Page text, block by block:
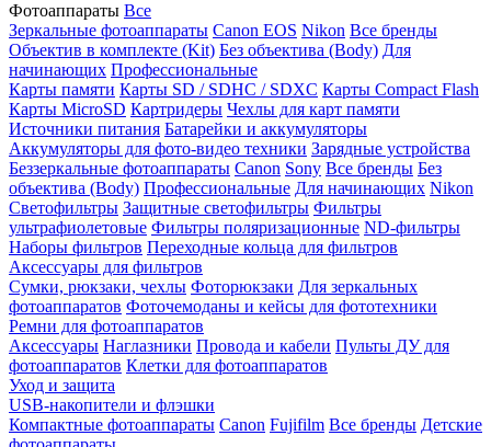
Фотоаппараты Все
Зеркальные фотоаппараты Canon EOS Nikon Все бренды
Объектив в комплекте (Kit) Без объектива (Body) Для
начинающих Профессиональные
Карты памяти Карты SD / SDHC / SDXC Карты Compact Flash
Карты MicroSD Картридеры Чехлы для карт памяти
Источники питания Батарейки и аккумуляторы
Аккумуляторы для фото-видео техники Зарядные устройства
Беззеркальные фотоаппараты Canon Sony Все бренды Без
объектива (Body) Профессиональные Для начинающих Nikon
Светофильтры Защитные светофильтры Фильтры
ультрафиолетовые Фильтры поляризационные ND-фильтры
Наборы фильтров Переходные кольца для фильтров
Аксессуары для фильтров
Сумки, рюкзаки, чехлы Фоторюкзаки Для зеркальных
фотоаппаратов Фоточемоданы и кейсы для фототехники
Ремни для фотоаппаратов
Аксессуары Наглазники Провода и кабели Пульты ДУ для
фотоаппаратов Клетки для фотоаппаратов
Уход и защита
USB-накопители и флэшки
Компактные фотоаппараты Canon Fujifilm Все бренды Детские